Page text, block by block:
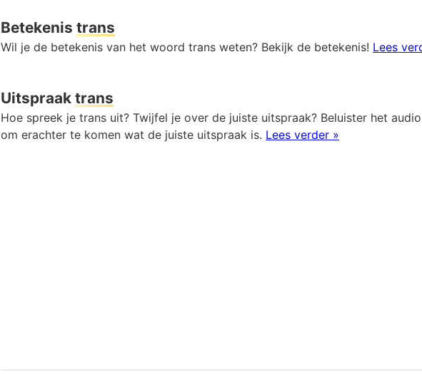
Betekenis trans
Wil je de betekenis van het woord trans weten? Bekijk de betekenis! Lees
Uitspraak trans
Hoe spreek je trans uit? Twijfel je over de juiste uitspraak? Beluister het
om erachter te komen wat de juiste uitspraak is. Lees verder »